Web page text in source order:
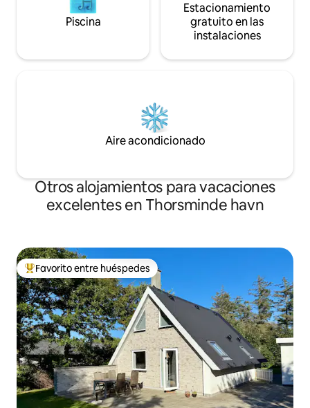
Piscina
Estacionamiento
gratuito en las
instalaciones
Aire acondicionado
Otros alojamientos para vacaciones
excelentes en Thorsminde havn
Favorito entre huéspedes preferido
Favorito entre huéspedes